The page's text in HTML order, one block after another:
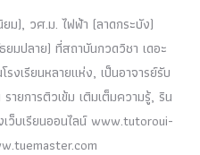
ม), วศ.ม. ไฟฟ้า (ลาดกระบัง)
ปลาย) ที่สถาบันกวดวิชา เดอะ
งเรียนหลายแห่ง, เป็นอาจารย์รับ
ายการติวเข้ม เติมเต็มความรู้, ริน
ว็บเรียนออนไลน์ www.tutoroui-